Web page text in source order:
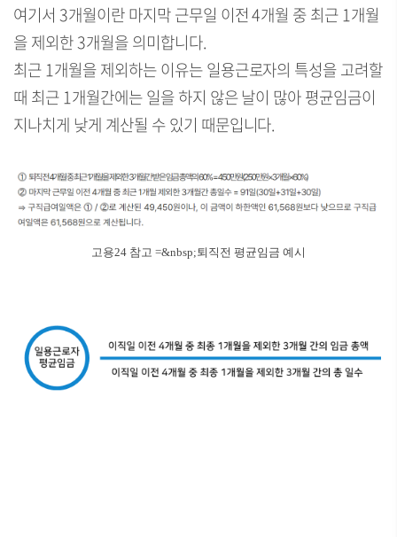
여기서 3개월이란 마지막 근무일 이전 4개월 중 최근 1개월
을 제외한 3개월을 의미합니다.
최근 1개월을 제외하는 이유는 일용근로자의 특성을 고려할
때 최근 1개월간에는 일을 하지 않은 날이 많아 평균임금이
지나치게 낮게 계산될 수 있기 때문입니다.
고용24 참고 =&nbsp;퇴직전 평균임금 예시